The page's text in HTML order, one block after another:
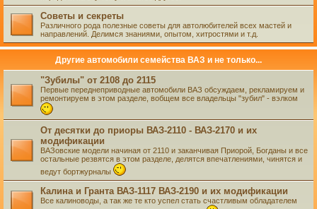
Советы и секреты
Различного рода полезные советы для автолюбителей всех мастей и
направлений. Делимся знаниями, опытом, хитростями и т.д.
Другие автомобили семейства ВАЗ и не только...
"Зубилы" от 2108 до 2115
Первые переднеприводные автомобили ВАЗ обсуждаем, рекламируем и
ремонтируем в этом разделе, вобщем все владельцы "зубил" - вэлком
От десятки до приоры ВАЗ-2110 - ВАЗ-2170 и их
модификации
ВАЗовские модели начиная от 2110 и заканчивая Приорой, Богданы и все
остальные резвятся в этом разделе, делятся впечатлениями, чинятся и
ведут бортжурналы
Калина и Гранта ВАЗ-1117 ВАЗ-2190 и их модификации
Все калиноводы, а так же те кто успел стать счастливым обладателем